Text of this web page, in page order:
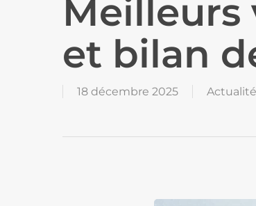
et bilan
18 décembre 2025